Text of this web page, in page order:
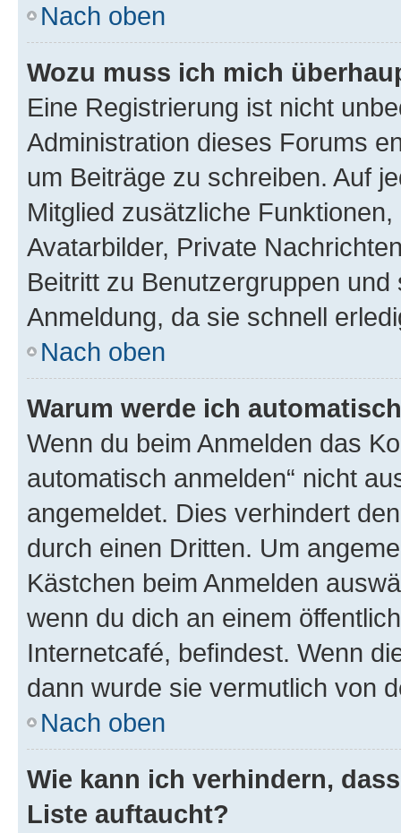
Nach oben
Wozu muss ich mich
Eine Registrierung ist nicht
Administration dieses Forums
um Beiträge zu schreiben. Auf
Mitglied zusätzliche
Avatarbilder, Private
Beitritt zu Benutzergruppen
Anmeldung, da sie schnell
Nach oben
Warum werde ich
Wenn du beim Anmelden das
automatisch anmelden“ nicht
angemeldet. Dies verhindert
durch einen Dritten. Um
Kästchen beim Anmelden
wenn du dich an einem
Internetcafé, befindest. Wenn
dann wurde sie vermutlich von
Nach oben
Wie kann ich verhindern,
Liste auftaucht?